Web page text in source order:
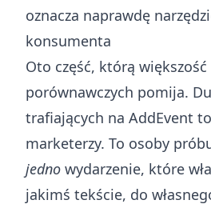
oznacza naprawdę
konsumenta
Oto część, którą większość
porównawczych pomija.
trafiających na AddEvent
marketerzy. To osoby
jedno wydarzenie, które
jakimś tekście, do